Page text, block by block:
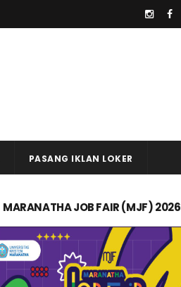
PASANG IKLAN LOKER
MARANATHA JOB FAIR (MJF) 2026